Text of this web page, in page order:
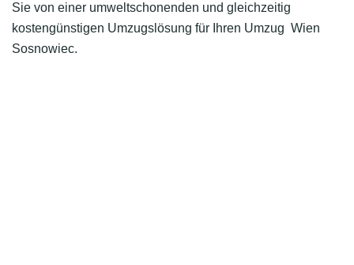
Sie von einer umweltschonenden und gleichzeitig
kostengünstigen Umzugslösung für Ihren Umzug Wien
Sosnowiec.